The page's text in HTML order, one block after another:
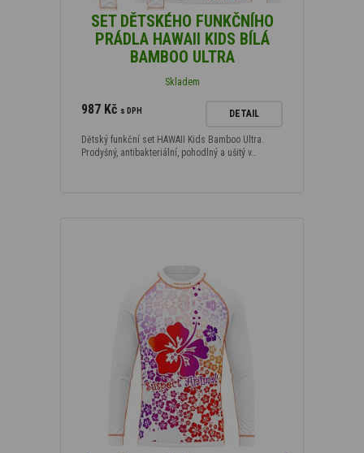
SET DĚTSKÉHO FUNKČNÍHO
PRÁDLA HAWAII KIDS BÍLÁ
BAMBOO ULTRA
Skladem
987 Kč s DPH DETAIL
Dětský funkční set HAWAII Kids Bamboo Ultra.
Prodyšný, antibakteriální, pohodlný a ušitý v…